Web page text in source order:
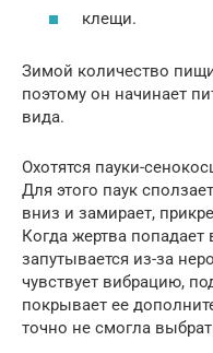
клещи.
Зимой количество
поэтому он начинает
вида.
Охотятся пауки-
Для этого паук
вниз и замирает,
Когда жертва попадает
запутывается из-за
чувствует вибрацию,
покрывает ее
точно не смогла